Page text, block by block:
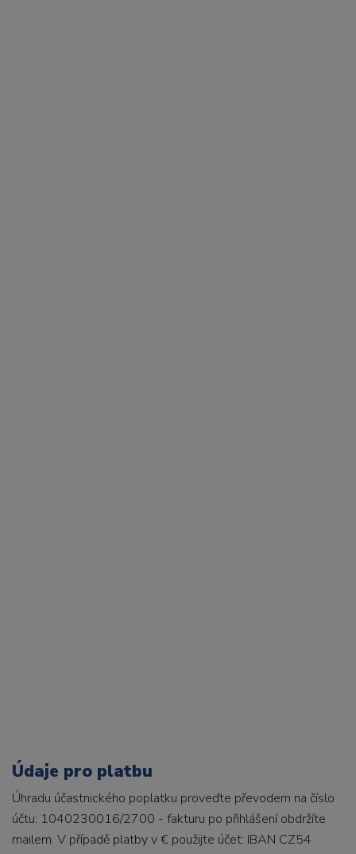
Údaje pro platbu
Úhradu účastnického poplatku proveďte převodem na číslo
účtu: 1040230016/2700 - fakturu po přihlášení obdržíte
mailem. V případě platby v € použijte účet: IBAN CZ54